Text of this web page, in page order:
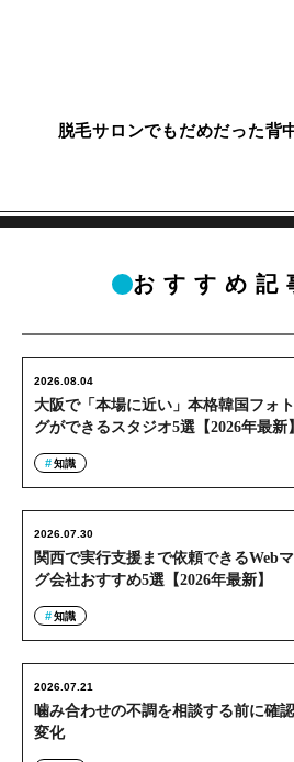
脱毛サロンでもだめだった背
おすすめ記
大阪で「本場に近い」本格韓国フォ
グができるスタジオ5選【2026年最新】
2026.08.04
知識
関西で実行支援まで依頼できるWeb
グ会社おすすめ5選【2026年最新】
2026.07.30
知識
噛み合わせの不調を相談する前に確
変化
2026.07.21